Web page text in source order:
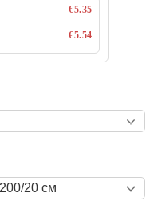
€5.35
€5.54